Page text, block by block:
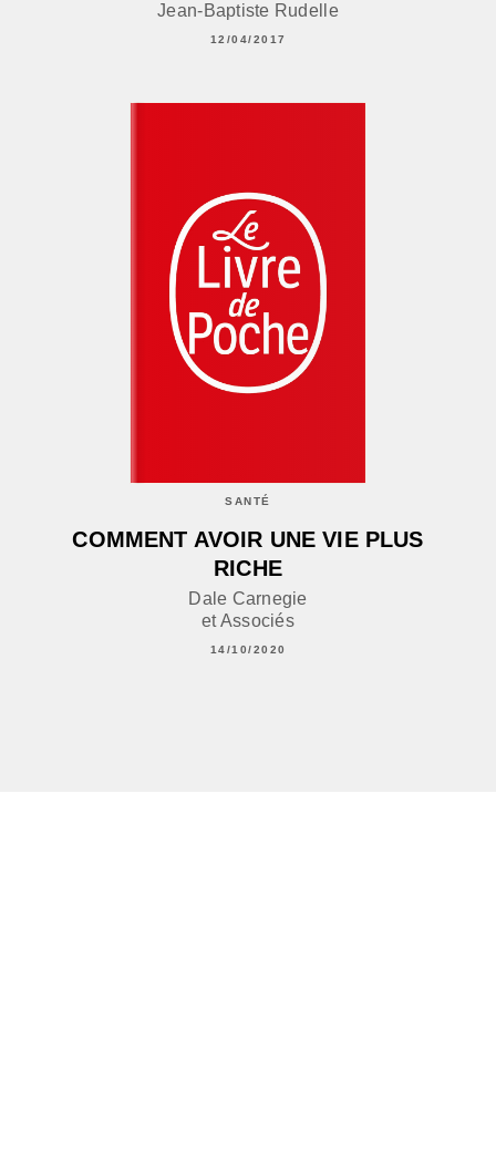
Jean-Baptiste Rudelle
12/04/2017
SANTÉ
COMMENT AVOIR UNE VIE PLUS
RICHE
Dale Carnegie
et Associés
14/10/2020